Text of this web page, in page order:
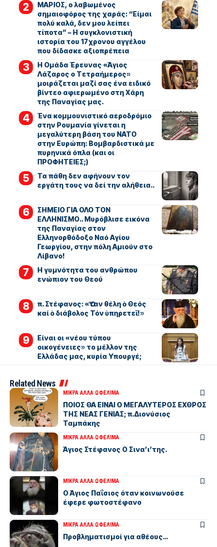
ΜΑΡΙΟΣ, ο λαβωμένος
σημαιοφόρος της χαράς: “Είμαι
πολύ καλά, δεν μου λείπει
τίποτα” – Η συγκλονιστική
ιστορία του 17χρονου αγγέλου
που δίδασκε αξιοπρέπεια
Η Ομάδα Έρευνας «Άγιος
Λάζαρος ο Τετραήμερος»
μοιράζεται μαζί σας ένα ειδικό
βίντεο αφιερωμένο στη Χάρη
της Παναγίας μας.
Ένα κομμουνιστικό αεροδρόμιο
στην Ρουμανία γίνεται η
μεγαλύτερη βάση του ΝΑΤΟ
στην Ευρώπη: Βομβαρδιστικά με
πυρηνικά όπλα (και οι
ΠΡΟΦΗΤΕΙΕΣ;)
Τα πάθη δεν αφήνουν τον
εργάτη τους να δεί την αλήθεια..
ΣΗΜΕΙΟ ΓΙΑ ΟΛΟ ΤΟΝ
ΕΛΛΗΝΙΣΜΟ.. Μυρόβλισε εικόνα
της Παναγίας στον
Ελληνορθόδοξο Ναό Αγίου
Γεωργίου, στην πόλη Αμιούν στο
Λίβανο!
Η γυμνότητα του ανθρώπου
ενώπιον του Θεού
π. Στέφανος: «Ὅταν θέλη ὁ Θεός
καί ὁ διάβολος Τόν ὑπηρετεῖ!»
Είναι οι «νέου τύπου
οικογένειες» το μέλλον της
Ελλάδας μας, κυρία Υπουργέ;
Related News
ΜΙΚΡΑ ΑΛΛΑ ΩΦΕΛΙΜΑ
ΠΟΙΟΣ ΘΑ ΕΙΝΑΙ Ο ΜΕΓΑΛΥΤΕΡΟΣ ΕΧΘΡΟΣ
ΤΗΣ ΝΕΑΣ ΓΕΝΙΑΣ; π.Διονύσιος
Ταμπάκης
ΜΙΚΡΑ ΑΛΛΑ ΩΦΕΛΙΜΑ
Άγιος Στέφανος Ο Σινα’ι’της.
ΜΙΚΡΑ ΑΛΛΑ ΩΦΕΛΙΜΑ
Ο Άγιος Παΐσιος όταν κοινωνούσε
έφερε φωτοστέφανο
ΜΙΚΡΑ ΑΛΛΑ ΩΦΕΛΙΜΑ
Προβληματισμοί για αθέους…